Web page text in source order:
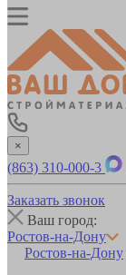
×
(863) 310-000-3
Заказать звонок
Ваш город:
Ростов-на-Дону
Ростов-на-Дону